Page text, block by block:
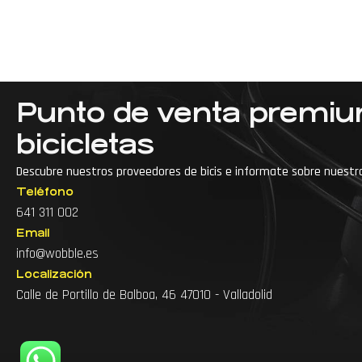
Punto de venta
bicicletas
Descubre nuestros proveedores de bicis e informate sobre
Teléfono
641 311 002
Email
info@wobble.es
Localización
Calle de Portillo de Balboa, 46 47010 - Valladolid
··· Accesorios para bici de montaña
Accesorios para bicicleta
Accesorios para ciclismo
Articulos para bicicleta